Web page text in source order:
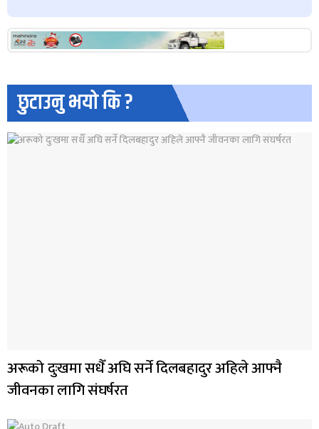
छुटाउनु भयो कि ?
अरूको दुःखमा सधैँ अघि सर्ने दिलबहादुर अहिले आफ्नै
जीवनका लागि संघर्षरत